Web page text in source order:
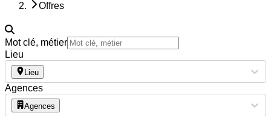
Offres
Mot clé, métier
Lieu
Lieu
Agences
Agences